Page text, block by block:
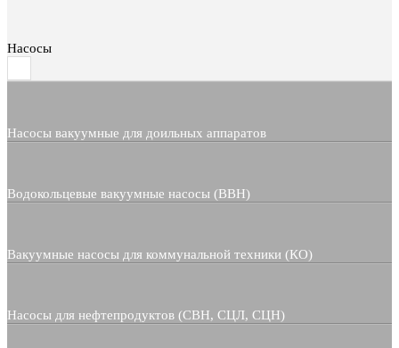
Насосы
Насосы вакуумные для доильных аппаратов
Водокольцевые вакуумные насосы (ВВН)
Вакуумные насосы для коммунальной техники (КО)
Насосы для нефтепродуктов (СВН, СЦЛ, СЦН)